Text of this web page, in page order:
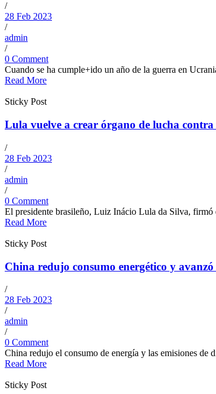
/
28 Feb 2023
/
admin
/
0 Comment
Cuando se ha cumple+ido un año de la guerra en
Read More
Sticky Post
Lula vuelve a crear órgano de lucha
/
28 Feb 2023
/
admin
/
0 Comment
El presidente brasileño, Luiz Inácio Lula da Silva, firmó
Read More
Sticky Post
China redujo consumo energético y
/
28 Feb 2023
/
admin
/
0 Comment
China redujo el consumo de energía y las emisiones de
Read More
Sticky Post